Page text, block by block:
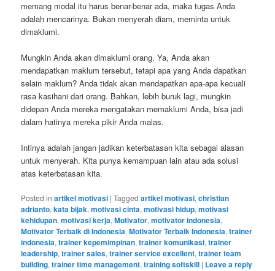
memang modal itu harus benar-benar ada, maka tugas Anda
adalah mencarinya. Bukan menyerah diam, meminta untuk
dimaklumi.
Mungkin Anda akan dimaklumi orang. Ya, Anda akan
mendapatkan maklum tersebut, tetapi apa yang Anda dapatkan
selain maklum? Anda tidak akan mendapatkan apa-apa kecuali
rasa kasihani dari orang. Bahkan, lebih buruk lagi, mungkin
didepan Anda mereka mengatakan memaklumi Anda, bisa jadi
dalam hatinya mereka pikir Anda malas.
Intinya adalah jangan jadikan keterbatasan kita sebagai alasan
untuk menyerah. Kita punya kemampuan lain atau ada solusi
atas keterbatasan kita.
Posted in artikel motivasi |Tagged artikel motivasi,christian
adrianto,kata bijak,motivasi cinta,motivasi hidup,motivasi
kehidupan,motivasi kerja,Motivator,motivator indonesia,
Motivator Terbaik di Indonesia,Motivator Terbaik Indonesia,trainer
indonesia,trainer kepemimpinan,trainer komunikasi,trainer
leadership,trainer sales,trainer service excellent,trainer team
building,trainer time management,training softskill | Leave a reply